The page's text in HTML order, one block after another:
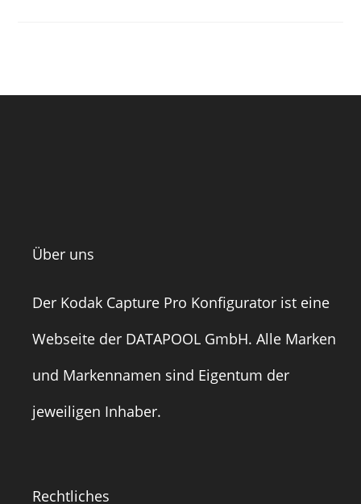
Über uns
Der Kodak Capture Pro Konfigurator ist eine
Webseite der DATAPOOL GmbH. Alle Marken
und Markennamen sind Eigentum der
jeweiligen Inhaber.
Rechtliches